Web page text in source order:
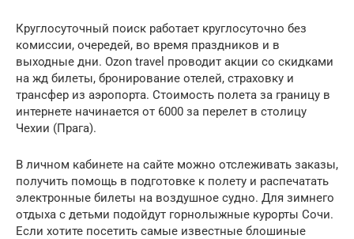
Круглосуточный поиск работает круглосуточно без
комиссии, очередей, во время праздников и в
выходные дни. Ozon travel проводит акции со скидками
на жд билеты, бронирование отелей, страховку и
трансфер из аэропорта. Стоимость полета за границу в
интернете начинается от 6000 за перелет в столицу
Чехии (Прага).
В личном кабинете на сайте можно отслеживать заказы,
получить помощь в подготовке к полету и распечатать
электронные билеты на воздушное судно. Для зимнего
отдыха с детьми подойдут горнолыжные курорты Сочи.
Если хотите посетить самые известные блошиные